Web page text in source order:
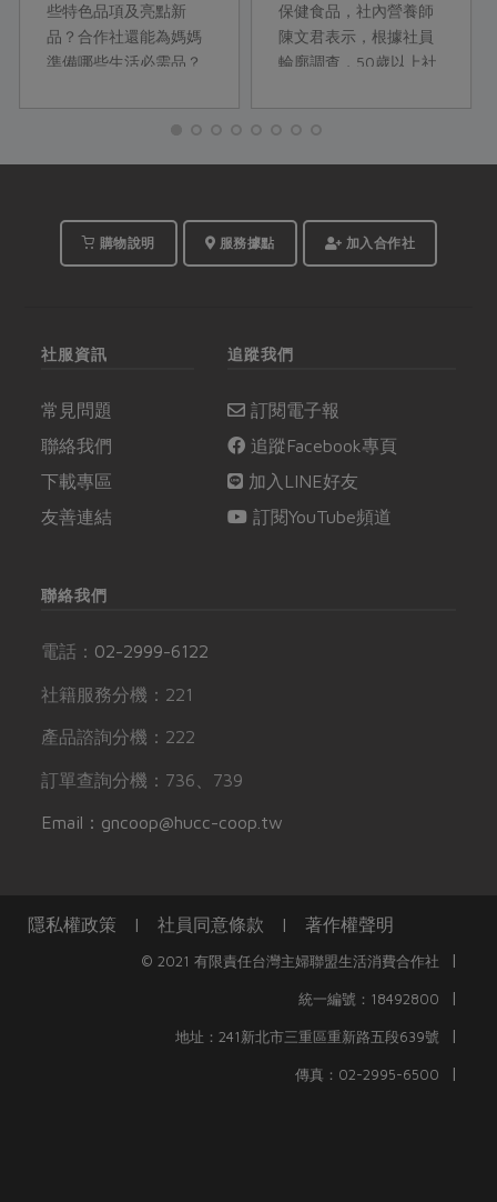
些特色品項及亮點新
品？合作社還能為媽媽
準備哪些生活必需品？
薦如何利用。
保健食品，社內營養師
陳文君表示，根據社員
輪廓調查，50歲以上社
善問券調查也顯示，逾
健食品的需求。樂齡族
腸胃道功能不若以往，
進食量和吸收力都有
限，為避免營養素攝取
購物說明 服務據點 加入合作社
社服資訊
常見問題
聯絡我們
下載專區
友善連結
追蹤我們
訂閱電子報
追蹤Facebook專頁
加入LINE好友
訂閱YouTube頻道
聯絡我們
電話： 02-2999-6122
社籍服務分機：221
產品諮詢分機：222
訂單查詢分機：736、739
Email：gncoop@hucc-coop.tw
隱私權政策 | 社員同意條款 | 著作權聲明
© 2021 有限責任台灣主婦聯盟生活消費合作社 |
統一編號：18492800 |
地址：241新北市三重區重新路五段639號 |
傳真：02-2995-6500 |